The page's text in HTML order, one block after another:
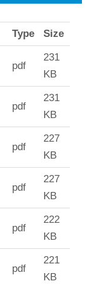
Type Size
pdf
231
KB
pdf
231
KB
pdf
227
KB
pdf
227
KB
pdf
222
KB
pdf
221
KB